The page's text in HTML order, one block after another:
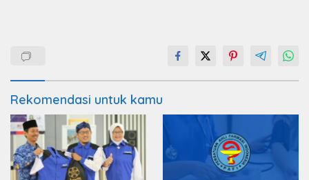
Rekomendasi untuk kamu